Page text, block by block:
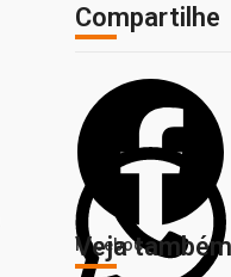
Compartilhe
Facebook
Veja também